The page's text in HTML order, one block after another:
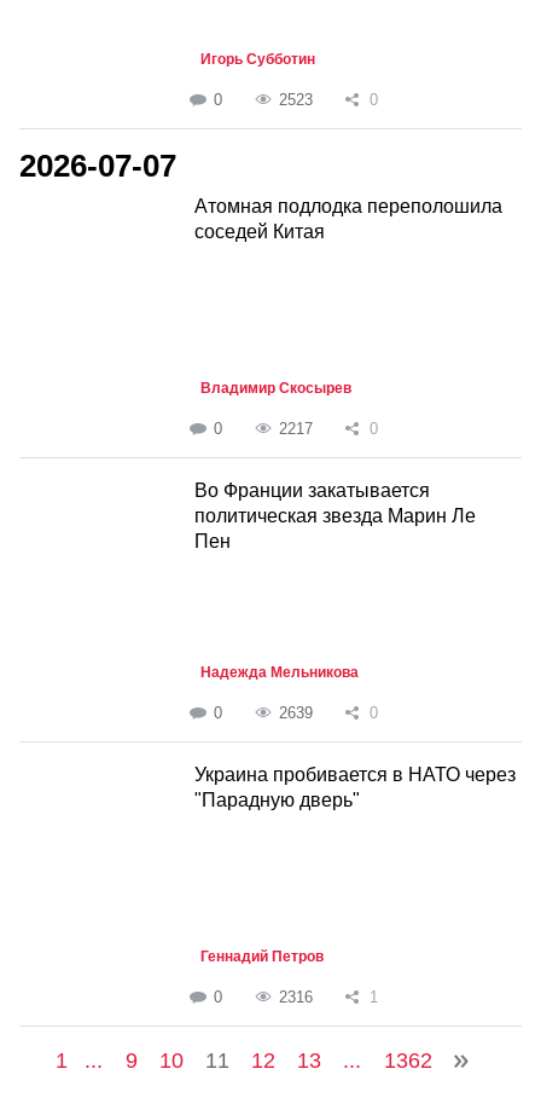
Игорь Субботин
0 2523 0
2026-07-07
Атомная подлодка переполошила
соседей Китая
Владимир Скосырев
0 2217 0
Во Франции закатывается
политическая звезда Марин Ле
Пен
Надежда Мельникова
0 2639 0
Украина пробивается в НАТО через
"Парадную дверь"
Геннадий Петров
0 2316 1
1 ... 9 10 11 12 13 ... 1362